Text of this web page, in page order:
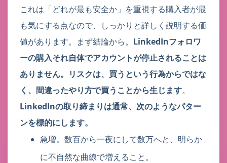
これは「どれが最も安全か」を重視する購入者が最
も気にする点なので、しっかりと詳しく説明する価
値があります。まず結論から。 LinkedInフォロワ
ーの購入それ自体でアカウントが停止されることは
ありません。リスクは、買うという行為からではな
く、間違ったやり方で買うことから生じます。
LinkedInの取り締まりは通常、次のようなパター
ンを標的にします。
急増。数百から一夜にして数万へと、明らか
に不自然な曲線で増えること。